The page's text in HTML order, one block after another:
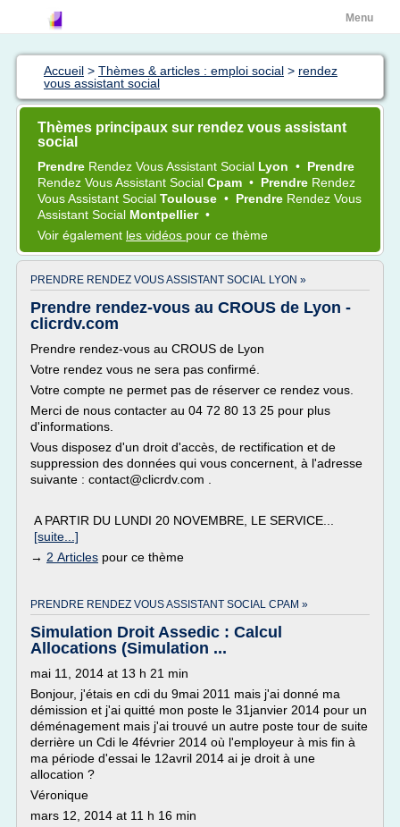
Menu
Accueil > Thèmes & articles : emploi social > rendez
vous assistant social
Thèmes principaux sur rendez vous assistant
social
Prendre Rendez Vous Assistant Social Lyon • Prendre
Rendez Vous Assistant Social Cpam • Prendre Rendez
Vous Assistant Social Toulouse • Prendre Rendez Vous
Assistant Social Montpellier •
Voir également les vidéos pour ce thème
PRENDRE RENDEZ VOUS ASSISTANT SOCIAL LYON »
Prendre rendez-vous au CROUS de Lyon -
clicrdv.com
Prendre rendez-vous au CROUS de Lyon
Votre rendez vous ne sera pas confirmé.
Votre compte ne permet pas de réserver ce rendez vous.
Merci de nous contacter au 04 72 80 13 25 pour plus
d'informations.
Vous disposez d'un droit d'accès, de rectification et de
suppression des données qui vous concernent, à l'adresse
suivante : contact@clicrdv.com .
A PARTIR DU LUNDI 20 NOVEMBRE, LE SERVICE...
[suite...]
→ 2 Articles pour ce thème
PRENDRE RENDEZ VOUS ASSISTANT SOCIAL CPAM »
Simulation Droit Assedic : Calcul
Allocations (Simulation ...
mai 11, 2014 at 13 h 21 min
Bonjour, j'étais en cdi du 9mai 2011 mais j'ai donné ma
démission et j'ai quitté mon poste le 31janvier 2014 pour un
déménagement mais j'ai trouvé un autre poste tour de suite
derrière un Cdi le 4février 2014 où l'employeur à mis fin à
ma période d'essai le 12avril 2014 ai je droit à une
allocation ?
Véronique
mars 12, 2014 at 11 h 16 min